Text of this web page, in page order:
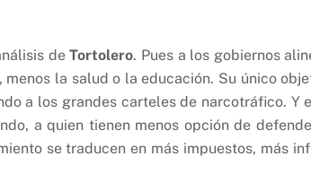
deTortolero. Pues a los gobiernos
la salud o la educación. Su único
a los grandes carteles de narcotráfico. Y
a quien tienen menos opción de
se traducen en más impuestos, más